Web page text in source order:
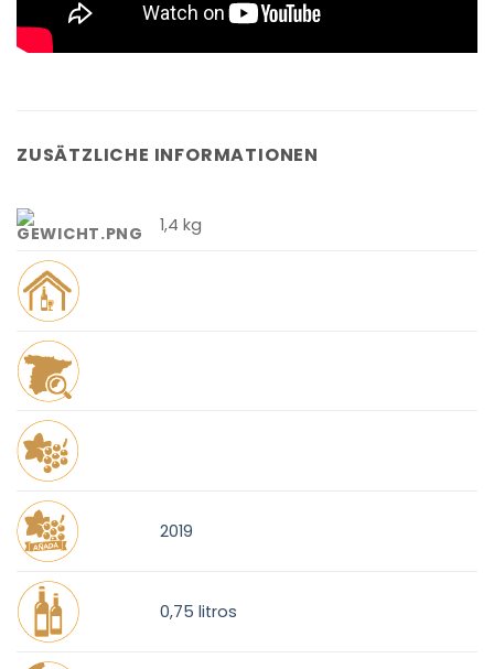
ZUSÄTZLICHE INFORMATIONEN
1,4 kg
2019
0,75 litros